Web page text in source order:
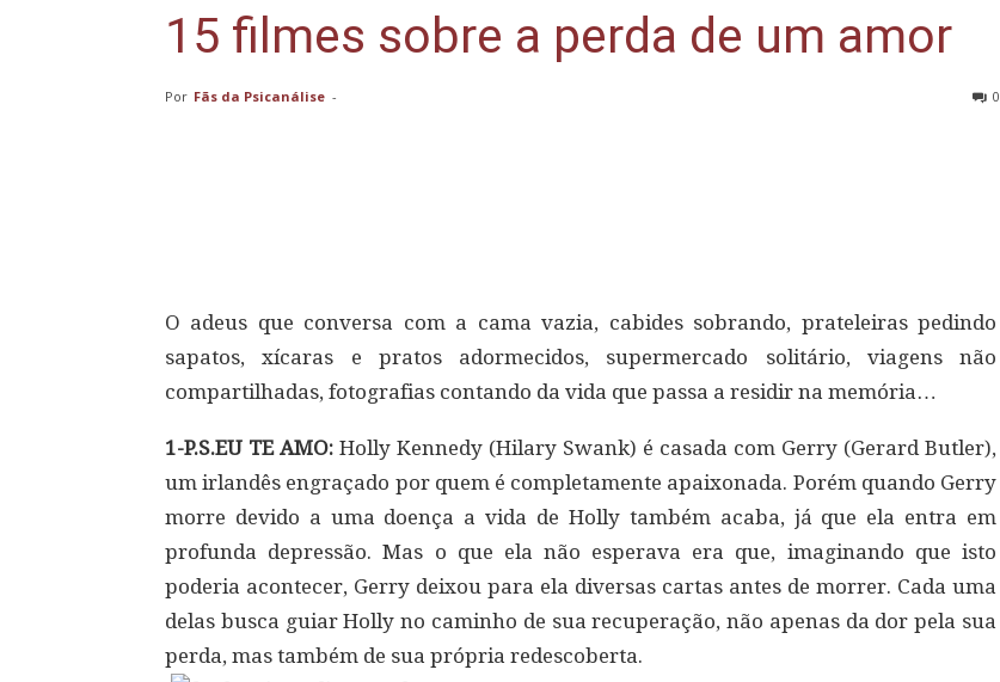
15 filmes sobre a perda de um amor
Por Fãs da Psicanálise - 0
O adeus que conversa com a cama vazia, cabides sobrando, prateleiras pedindo
sapatos, xícaras e pratos adormecidos, supermercado solitário, viagens não
compartilhadas, fotografias contando da vida que passa a residir na memória…
1-P.S.EU TE AMO: Holly Kennedy (Hilary Swank) é casada com Gerry (Gerard Butler),
um irlandês engraçado por quem é completamente apaixonada. Porém quando Gerry
morre devido a uma doença a vida de Holly também acaba, já que ela entra em
profunda depressão. Mas o que ela não esperava era que, imaginando que isto
poderia acontecer, Gerry deixou para ela diversas cartas antes de morrer. Cada uma
delas busca guiar Holly no caminho de sua recuperação, não apenas da dor pela sua
perda, mas também de sua própria redescoberta.